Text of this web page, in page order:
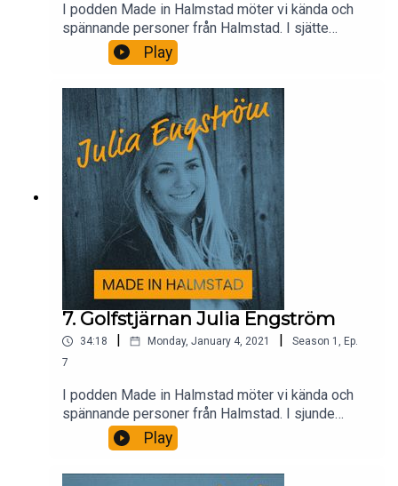
I podden Made in Halmstad möter vi kända och
spännande personer från Halmstad. I sjätte
avsnittet träffar vi batteristen Gyllene Tider –
Micke Syd Andersson.
Play
7. Golfstjärnan Julia Engström
34:18 Monday, January 4, 2021 Season 1 , Ep.
7
I podden Made in Halmstad möter vi kända och
spännande personer från Halmstad. I sjunde
avsnittet träffar vi golfstjärnan Julia Engström.
Play